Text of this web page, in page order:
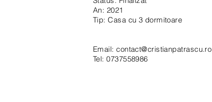
An: 2021
Tip: Casa cu 3 dormitoare
Email:contact@cristianpatrascu.ro
Tel: 0737558986